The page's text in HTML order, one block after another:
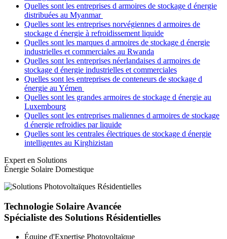
Quelles sont les entreprises d armoires de stockage d énergie
distribuées au Myanmar
Quelles sont les entreprises norvégiennes d armoires de
stockage d énergie à refroidissement liquide
Quelles sont les marques d armoires de stockage d énergie
industrielles et commerciales au Rwanda
Quelles sont les entreprises néerlandaises d armoires de
stockage d énergie industrielles et commerciales
Quelles sont les entreprises de conteneurs de stockage d
énergie au Yémen
Quelles sont les grandes armoires de stockage d énergie au
Luxembourg
Quelles sont les entreprises maliennes d armoires de stockage
d énergie refroidies par liquide
Quelles sont les centrales électriques de stockage d énergie
intelligentes au Kirghizistan
Expert en Solutions
Énergie Solaire Domestique
Technologie Solaire Avancée
Spécialiste des Solutions Résidentielles
Équipe d'Expertise Photovoltaïque